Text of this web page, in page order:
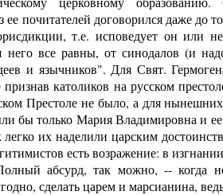
почитателей договорился даже до
т.е. исповедует он или
все равны, от синодалов (и
и язычников". Для Свят.
католиков на русском
Престоле не было, а для
бы только Мария Владимировна и
их наделили царским
есть возражение: в
абсурд, так можно, -- когда
сделать царем и марсианина,